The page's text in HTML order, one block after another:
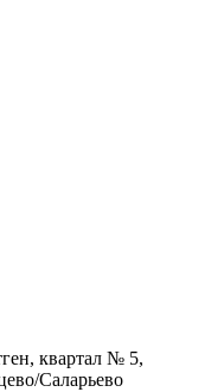
квартал № 5,
Саларьево